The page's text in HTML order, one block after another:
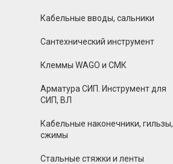
Кабельные вводы, сальники
Сантехнический инструмент
Клеммы WAGO и СМК
Арматура СИП. Инструмент для
СИП, ВЛ
Кабельные наконечники, гильзы,
сжимы
Стальные стяжки и ленты